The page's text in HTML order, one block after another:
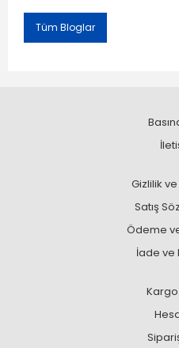
Tüm Bloglar
Gizlilik
Satış
Ödeme
İade ve